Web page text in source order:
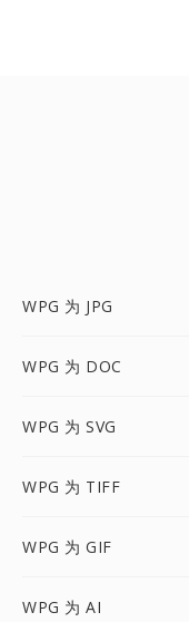
WPG 为 JPG
WPG 为 DOC
WPG 为 SVG
WPG 为 TIFF
WPG 为 GIF
WPG 为 AI